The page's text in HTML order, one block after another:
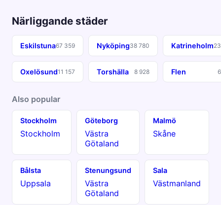
Närliggande städer
Eskilstuna67 359 Nyköping38 780 Katrineholm
Oxelösund11 157 Torshälla 8 928 Flen
Also popular
Stockholm
Stockholm
Göteborg
Västra
Götaland
Malmö
Skåne
Bålsta
Uppsala
Stenungsund
Västra
Götaland
Sala
Västmanland